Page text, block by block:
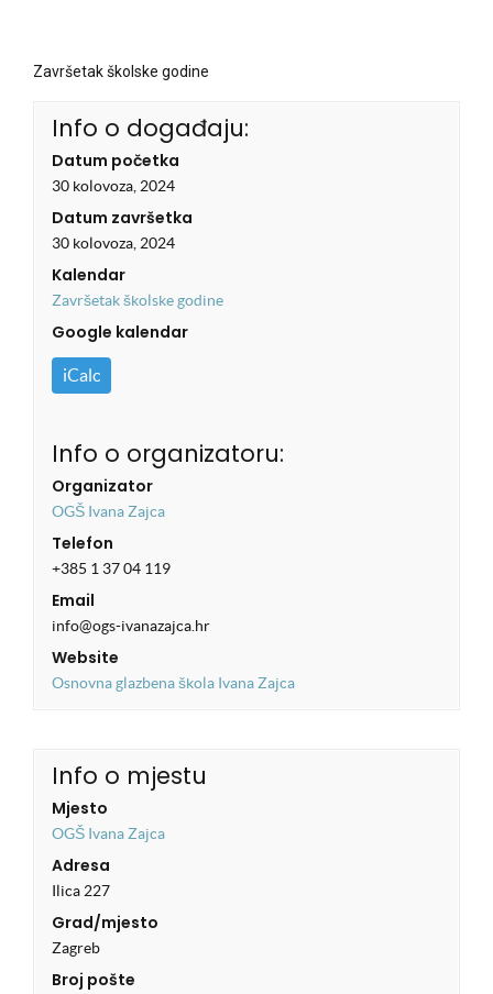
Završetak školske godine
Info o događaju:
Datum početka
30 kolovoza, 2024
Datum završetka
30 kolovoza, 2024
Kalendar
Završetak školske godine
Google kalendar
iCalc
Info o organizatoru:
Organizator
OGŠ Ivana Zajca
Telefon
+385 1 37 04 119
Email
info@ogs-ivanazajca.hr
Website
Osnovna glazbena škola Ivana Zajca
Info o mjestu
Mjesto
OGŠ Ivana Zajca
Adresa
Ilica 227
Grad/mjesto
Zagreb
Broj pošte